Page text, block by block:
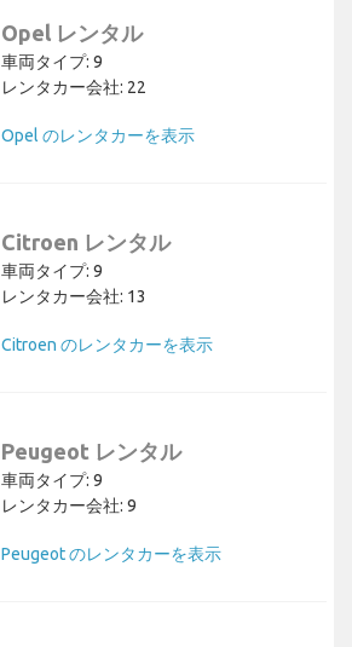
Opel レンタル
車両タイプ: 9
レンタカー会社: 22
Opel のレンタカーを表示
Citroen レンタル
車両タイプ: 9
レンタカー会社: 13
Citroen のレンタカーを表示
Peugeot レンタル
車両タイプ: 9
レンタカー会社: 9
Peugeot のレンタカーを表示